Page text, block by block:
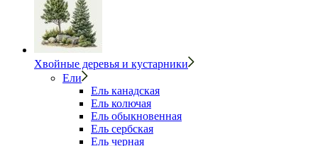
Хвойные деревья и кустарники
Ели
Ель канадская
Ель колючая
Ель обыкновенная
Ель сербская
Ель черная